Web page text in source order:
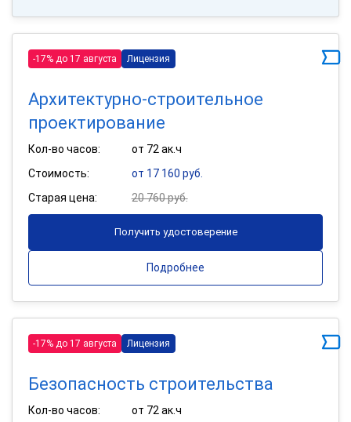
-17% до 17 августа Лицензия
Архитектурно-строительное
проектирование
Кол-во часов:
от 72 ак.ч
Стоимость:
от 17 160 руб.
Старая цена:
20 760 руб.
Получить удостоверение
Подробнее
-17% до 17 августа Лицензия
Безопасность строительства
Кол-во часов:
от 72 ак.ч